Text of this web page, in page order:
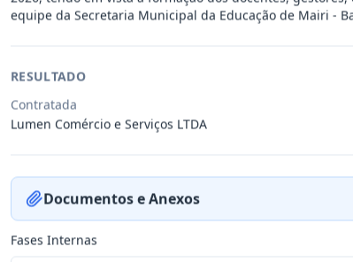
Contratação de empresa especializada na realização de
Contratação de pessoa jurídica para prestação de serviços
equipe da Secretaria Municipal da Educação de Mairi -
RESULTADO
Contratada
Lumen Comércio e Serviços LTDA
Documentos e Anexos
Fases Internas